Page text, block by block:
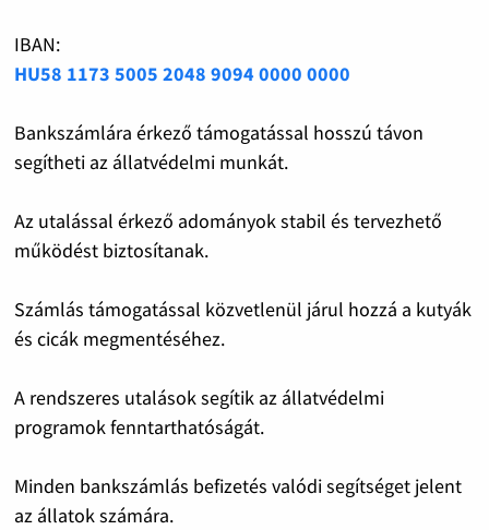
IBAN:
HU58 1173 5005 2048 9094 0000 0000
Bankszámlára érkező támogatással hosszú távon
segítheti az állatvédelmi munkát.
Az utalással érkező adományok stabil és tervezhető
működést biztosítanak.
Számlás támogatással közvetlenül járul hozzá a kutyák
és cicák megmentéséhez.
A rendszeres utalások segítik az állatvédelmi
programok fenntarthatóságát.
Minden bankszámlás befizetés valódi segítséget jelent
az állatok számára.